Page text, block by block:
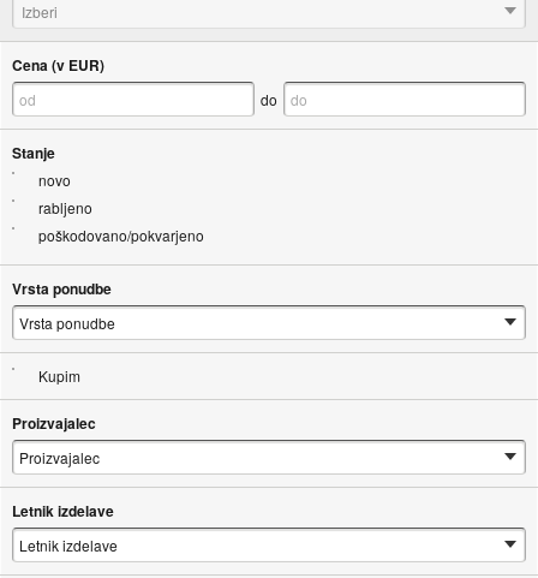
Izberi
Cena (v EUR)
do
Stanje
novo
rabljeno
poškodovano/pokvarjeno
Vrsta ponudbe
Kupim
Proizvajalec
Letnik izdelave